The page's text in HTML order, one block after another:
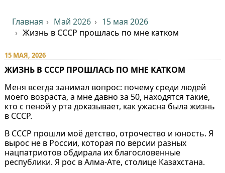
Главная Май 2026
15 мая 2026
Жизнь в СССР прошлась по мне катком
15 МАЯ, 2026
ЖИЗНЬ В СССР ПРОШЛАСЬ ПО МНЕ КАТКОМ
Меня всегда занимал вопрос: почему среди людей
моего возраста, а мне давно за 50, находятся такие,
кто с пеной у рта доказывает, как ужасна была жизнь
в СССР.
В СССР прошли моё детство, отрочество и юность. Я
вырос не в России, которая по версии разных
нацпатриотов обдирала их благословенные
республики. Я рос в Алма-Ате, столице Казахстана.